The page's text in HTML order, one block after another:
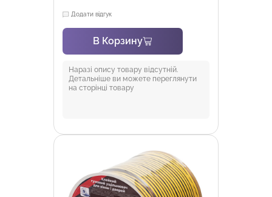
Додати відгук
В Корзину
Наразі опису товару відсутній.
Детальніше ви можете переглянути
на сторінці товару